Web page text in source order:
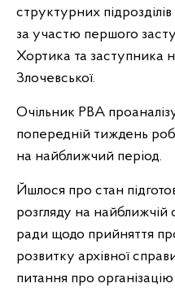
структурних підрозділів
за участю першого
Хортика та заступника
Злочевської.
Очільник РВА
попередній тиждень
на найближчий період.
Йшлося про стан
розгляду на найближчій
ради щодо прийняття
розвитку архівної
питання про організацію